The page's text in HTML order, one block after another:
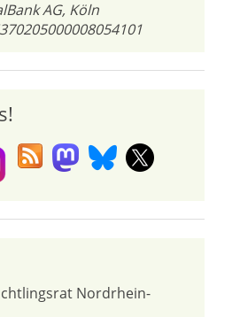
AG, Köln
Nordrhein-